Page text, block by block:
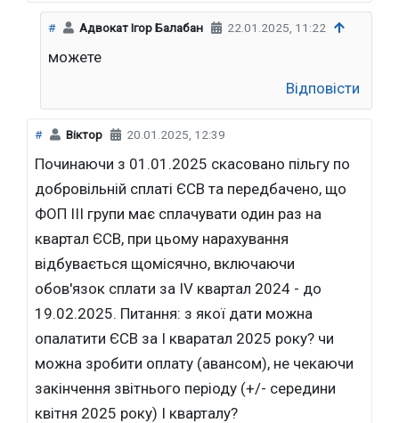
# Адвокат Ігор Балабан 22.01.2025, 11:22
можете
Відповісти
# Віктор 20.01.2025, 12:39
Починаючи з 01.01.2025 скасовано пільгу по
добровільній сплаті ЄСВ та передбачено, що
ФОП ІІІ групи має сплачувати один раз на
квартал ЄСВ, при цьому нарахування
відбувається щомісячно, включаючи
обов'язок сплати за ІV квартал 2024 - до
19.02.2025. Питання: з якої дати можна
опалатити ЄСВ за І кваратал 2025 року? чи
можна зробити оплату (авансом), не чекаючи
закінчення звітнього періоду (+/- середини
квітня 2025 року) І кварталу?